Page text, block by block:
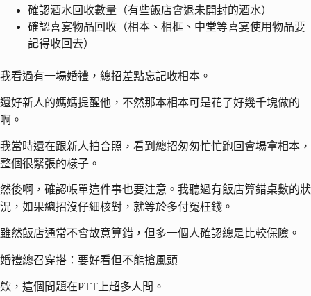
確認酒水回收數量（有些飯店會退未開封的酒水）
確認喜宴物品回收（相本、相框、中堂等喜宴使用物品要
記得收回去）
我看過有一場婚禮，總招差點忘記收相本。
還好新人的媽媽提醒他，不然那本相本可是花了好幾千塊做的
啊。
我當時還在跟新人拍合照，看到總招匆匆忙忙跑回會場拿相本，
整個很緊張的樣子。
然後啊，確認帳單這件事也要注意。我聽過有飯店算錯桌數的狀
況，如果總招沒仔細核對，就等於多付冤枉錢。
雖然飯店通常不會故意算錯，但多一個人確認總是比較保險。
婚禮總召穿搭：要好看但不能搶風頭
欸，這個問題在PTT上超多人問。